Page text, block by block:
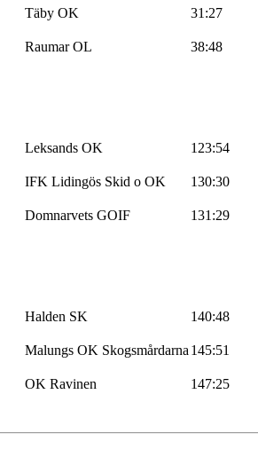
Täby OK 31:27
RaumarOL 38:48
Leksands OK 123:54
IFK Lidingös Skid o OK 130:30
Domnarvets GOIF 131:29
Halden SK 140:48
Malungs OK Skogsmårdarna 145:51
OK Ravinen 147:25